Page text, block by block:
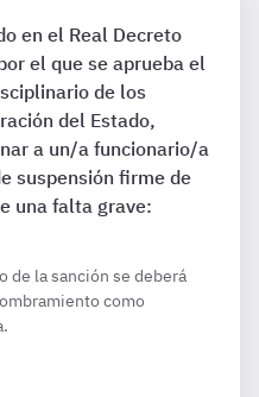
en el Real Decreto
el que se aprueba el
de los
del Estado,
a un/a funcionario/a
suspensión firme de
una falta grave:
de la sanción se deberá
como